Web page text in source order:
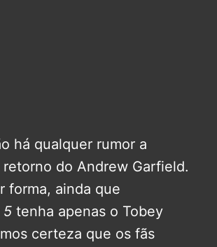
há qualquer rumor a
do Andrew Garfield.
forma, ainda que
5 tenha apenas o Tobey
certeza que os fãs